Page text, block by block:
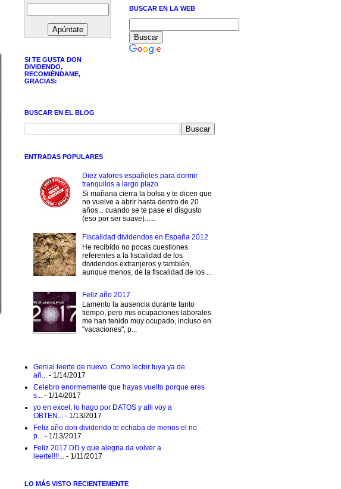
SI TE GUSTA DON
DIVIDENDO,
RECOMIÉNDAME,
GRACIAS:
BUSCAR EN LA WEB
BUSCAR EN EL BLOG
ENTRADAS POPULARES
Diez valores españoles para dormir
tranquilos a largo plazo
Si mañana cierra la bolsa y te dicen que
no vuelve a abrir hasta dentro de 20
años... cuando se te pase el disgusto
(eso por ser suave)......
Fiscalidad dividendos en España 2012
He recibido no pocas cuestiones
referentes a la fiscalidad de los
dividendos extranjeros y también,
aunque menos, de la fiscalidad de los ...
Feliz año 2017
Lamento la ausencia durante tanto
tiempo, pero mis ocupaciones laborales
me han tenido muy ocupado, incluso en
"vacaciones", p...
Genial leerte de nuevo. Como lector tuya ya de
añ... - 1/14/2017
Celebro enormemente que hayas vuelto porque eres
s... - 1/14/2017
yo en excel, lo hago por DATOS y alli voy a
OBTEN... - 1/13/2017
Feliz año don dividendo te echaba de menos el no
p... - 1/13/2017
Feliz 2017 DD y que alegria da volver a
leerte!!!!... - 1/11/2017
LO MÁS VISTO RECIENTEMENTE